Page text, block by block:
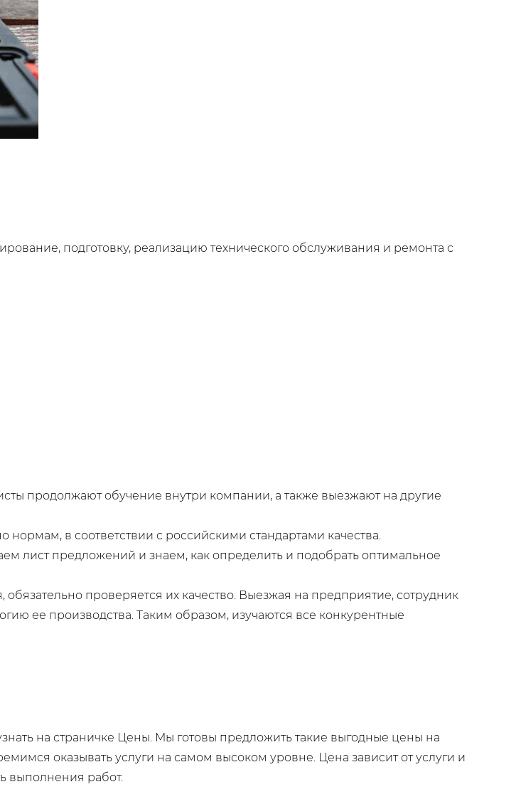
подготовку, реали­зацию технического обслуживания и ремонта с
продолжают обучение внутри компании, а также выезжают на другие
в соответствии с российскими стандартами качества.
лист предложений и знаем, как определить и подобрать оптимальное
проверяется их качество. Выезжая на предприятие, сотрудник
ее производства. Таким образом, изучаются все конкурентные
на страничке Цены. Мы готовы предложить такие выгодные цены на
оказывать услуги на самом высоком уровне. Цена зависит от услуги и
выполнения работ.